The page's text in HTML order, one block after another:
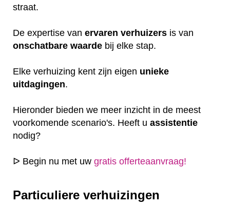
straat.
De expertise van ervaren verhuizers is van
onschatbare waarde bij elke stap.
Elke verhuizing kent zijn eigen unieke
uitdagingen.
Hieronder bieden we meer inzicht in de meest
voorkomende scenario's. Heeft u assistentie
nodig?
ᐅ Begin nu met uw gratis offerteaanvraag!
Particuliere verhuizingen